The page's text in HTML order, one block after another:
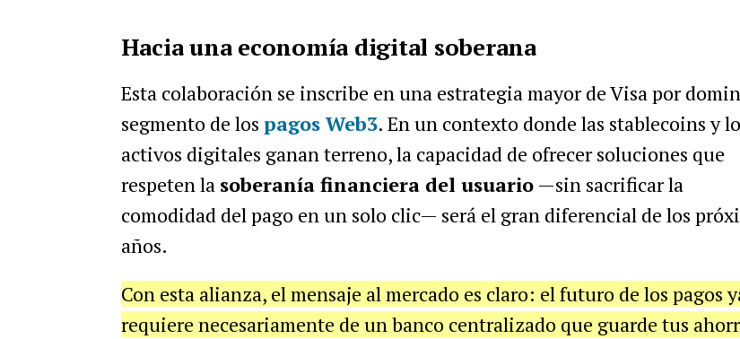
Hacia una economía digital soberana
Esta colaboración se inscribe en una estrategia mayor de Visa por
segmento de los pagos Web3. En un contexto donde las stablecoins y
activos digitales ganan terreno, la capacidad de ofrecer soluciones que
respeten la soberanía financiera del usuario—sin sacrificar la
comodidad del pago en un solo clic— será el gran diferencial de los
años.
Con esta alianza, el mensaje al mercado es claro: el futuro de los pagos
requiere necesariamente de un banco centralizado que guarde tus